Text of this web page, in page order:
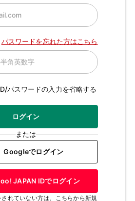
パスワードを忘れた方はこちら
パスワードの入力を省略する
ログイン
または
Googleでログイン
JAPAN IDでログイン
れていない方は、こちらから新規